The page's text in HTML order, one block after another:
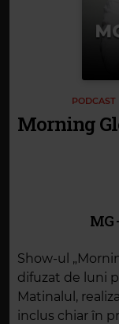
PODCAST
Morning
MG
Show-ul
difuzat de luni
Matinalul,
inclus chiar în